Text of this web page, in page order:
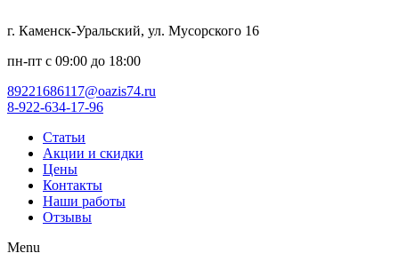
г. Каменск-Уральский, ул. Мусорского 16
пн-пт с 09:00 до 18:00
89221686117@oazis74.ru
8-922-634-17-96
Статьи
Акции и скидки
Цены
Контакты
Наши работы
Отзывы
Menu